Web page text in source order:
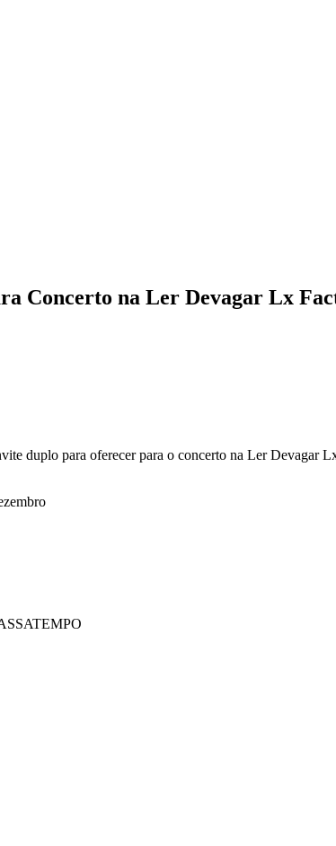
Concerto na Ler Devagar Lx
duplo para oferecer para o concerto na Ler Devagar